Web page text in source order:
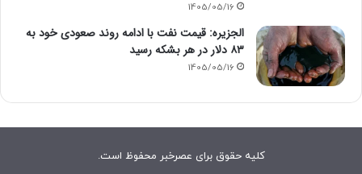
1405/05/16
الجزیره: قیمت نفت با ادامه روند صعودی خود به
۸۳ دلار در هر بشکه رسید
1405/05/16
کلیه حقوق برای عصرخبر محفوظ است.